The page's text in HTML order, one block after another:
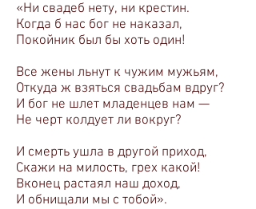
«Ни свадеб нету, ни крестин.
Когда б нас бог не наказал,
Покойник был бы хоть один!
Все жены льнут к чужим мужьям,
Откуда ж взяться свадьбам вдруг?
И бог не шлет младенцев нам —
Не черт колдует ли вокруг?
И смерть ушла в другой приход,
Скажи на милость, грех какой!
Вконец растаял наш доход,
И обнищали мы с тобой».